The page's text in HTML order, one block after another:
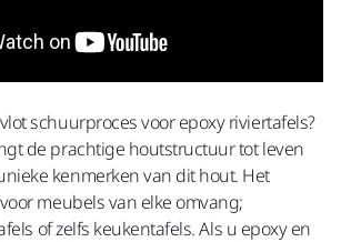
schuurproces voor epoxy riviertafels?
de prachtige houtstructuur tot leven
kenmerken van dit hout. Het
meubels van elke omvang;
of zelfs keukentafels. Als u epoxy en